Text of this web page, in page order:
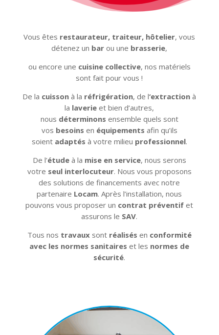
Vous êtes restaurateur, traiteur, hôtelier, vous
détenez un barou une brasserie,
ou encore une cuisine collective, nos matériels
sont fait pour vous !
De la cuissonà la réfrigération, de l‘extractionà
la laverie et bien d’autres,
nous déterminons ensemble quels sont
vos besoins en équipements afin qu’ils
soient adaptés à votre milieu professionnel.
De l’étudeà la mise en service, nous serons
votre seul interlocuteur. Nous vous proposons
des solutions de financements avec notre
partenaire Locam. Après l’installation, nous
pouvons vous proposer un contrat préventif et
assurons le SAV.
Tous nos travauxsont réalisés en conformité
avec les normes sanitaires et les normes de
sécurité.